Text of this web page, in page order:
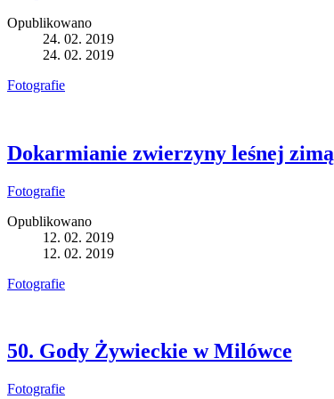
Opublikowano
24. 02. 2019
24. 02. 2019
Fotografie
Dokarmianie zwierzyny leśnej zimą
Fotografie
Opublikowano
12. 02. 2019
12. 02. 2019
Fotografie
50. Gody Żywieckie w Milówce
Fotografie